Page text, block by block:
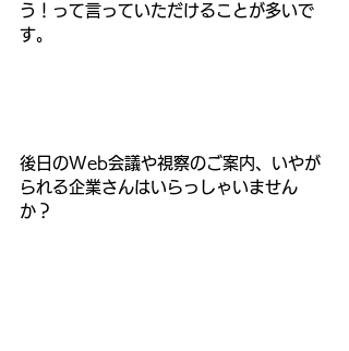
う！って言っていただけることが多いで
す。
後日のWeb会議や視察のご案内、いやが
られる企業さんはいらっしゃいません
か？